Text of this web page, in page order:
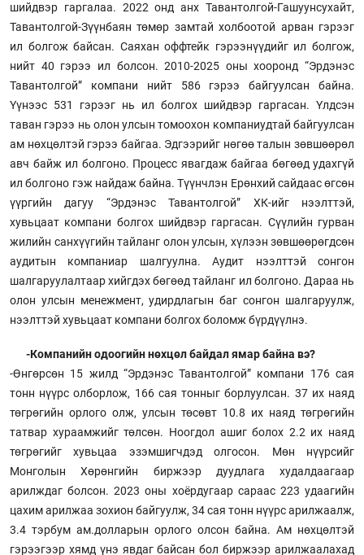
шийдвэр гаргалаа. 2022 онд анх Тавантолгой-Гашуунсухайт,
Тавантолгой-Зүүнбаян төмөр замтай холбоотой арван гэрээг
ил болгож байсан. Саяхан оффтейк гэрээнүүдийг ил болгож,
нийт 40 гэрээ ил болсон. 2010-2025 оны хооронд “Эрдэнэс
Тавантолгой” компани нийт 586 гэрээ байгуулсан байна.
Үүнээс 531 гэрээг нь ил болгох шийдвэр гаргасан. Үлдсэн
таван гэрээ нь олон улсын томоохон компаниудтай байгуулсан
ам нөхцөлтэй гэрээ байгаа. Эдгээрийг нөгөө талын зөвшөөрөл
авч байж ил болгоно. Процесс явагдаж байгаа бөгөөд удахгүй
ил болгоно гэж найдаж байна. Түүнчлэн Ерөнхий сайдаас өгсөн
үүргийн дагуу “Эрдэнэс Тавантолгой” ХК-ийг нээлттэй,
хувьцаат компани болгох шийдвэр гаргасан. Сүүлийн гурван
жилийн санхүүгийн тайланг олон улсын, хүлээн зөвшөөрөгдсөн
аудитын компаниар шалгуулна. Аудит нээлттэй сонгон
шалгаруулалтаар хийгдэх бөгөөд тайланг ил болгоно. Дараа нь
олон улсын менежмент, удирдлагын баг сонгон шалгаруулж,
нээлттэй хувьцаат компани болгох боломж бүрдүүлнэ.
-Компанийн одоогийн нөхцөл байдал ямар байна вэ?
-Өнгөрсөн 15 жилд “Эрдэнэс Тавантолгой” компани 176 сая
тонн нүүрс олборлож, 166 сая тонныг борлуулсан. 37 их наяд
төгрөгийн орлого олж, улсын төсөвт 10.8 их наяд төгрөгийн
татвар хураамжийг төлсөн. Ноогдол ашиг болох 2.2 их наяд
төгрөгийг хувьцаа эзэмшигчдэд олгосон. Мөн нүүрсийг
Монголын Хөрөнгийн биржээр дуудлага худалдаагаар
арилждаг болсон. 2023 оны хоёрдугаар сараас 223 удаагийн
цахим арилжаа зохион байгуулж, 34 сая тонн нүүрс арилжаалж,
3.4 тэрбум ам.долларын орлого олсон байна. Ам нөхцөлтэй
гэрээгээр хямд үнэ явдаг байсан бол биржээр арилжаалахад